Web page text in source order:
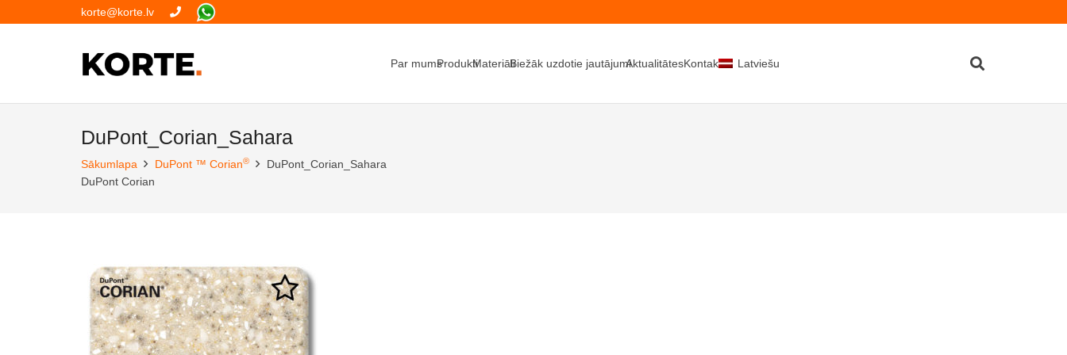
korte@korte.lv
Par mumsProduktiMateriāliBiežāk uzdotie jautājumiAktualitātesKontakti Latviešu
DuPont_Corian_Sahara
Sākumlapa DuPont ™ Corian®
DuPont_Corian_Sahara
DuPont Corian